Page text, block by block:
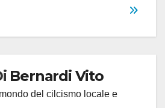
Bernardi Vito
mondo del cilcismo locale e